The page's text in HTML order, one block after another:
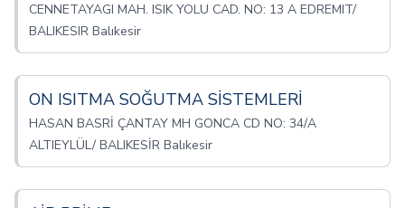
CENNETAYAGI MAH. ISIK YOLU CAD. NO: 13 A EDREMIT/
BALIKESIR Balıkesir
ON ISITMA SOĞUTMA SİSTEMLERİ
HASAN BASRİ ÇANTAY MH GONCA CD NO: 34/A
ALTIEYLÜL/ BALIKESİR Balıkesir